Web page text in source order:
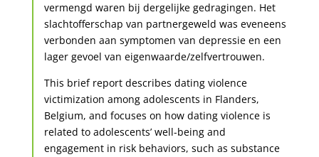
vermengd waren bij dergelijke gedragingen. Het
slachtofferschap van partnergeweld was eveneens
verbonden aan symptomen van depressie en een
lager gevoel van eigenwaarde/zelfvertrouwen.
This brief report describes dating violence
victimization among adolescents in Flanders,
Belgium, and focuses on how dating violence is
related to adolescents’ well-being and
engagement in risk behaviors, such as substance